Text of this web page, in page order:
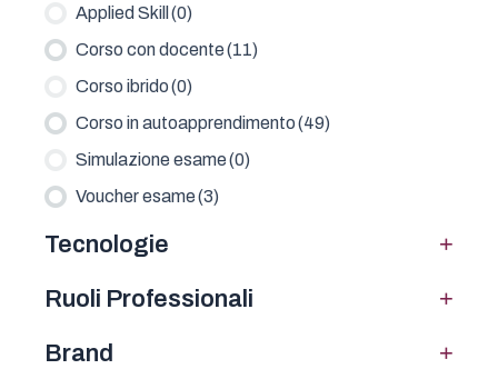
Applied Skill (0)
Corso con docente(11)
Corso ibrido(0)
Corso in autoapprendimento(49)
Simulazione esame(0)
Voucher esame(3)
Tecnologie +
Ruoli Professionali +
Brand +